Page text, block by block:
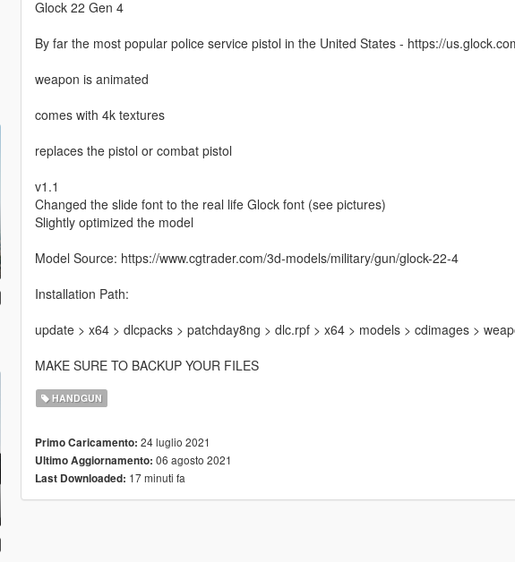
Glock 22 Gen 4
By far the most popular police service pistol in the United States - https://
weapon is animated
comes with 4k textures
replaces the pistol or combat pistol
v1.1
Changed the slide font to the real life Glock font (see pictures)
Slightly optimized the model
Model Source: https://www.cgtrader.com/3d-models/military/gun/glock-22-4
Installation Path:
update > x64 > dlcpacks > patchday8ng > dlc.rpf > x64 > models > cdimages >
MAKE SURE TO BACKUP YOUR FILES
HANDGUN
Primo Caricamento: 24 luglio 2021
Ultimo Aggiornamento: 06 agosto 2021
Last Downloaded: 17 minuti fa